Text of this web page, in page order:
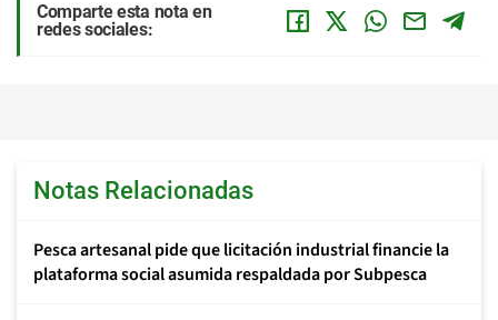
Comparte esta nota en
redes sociales:
Notas Relacionadas
Pesca artesanal pide que licitación industrial financie la
plataforma social asumida respaldada por Subpesca